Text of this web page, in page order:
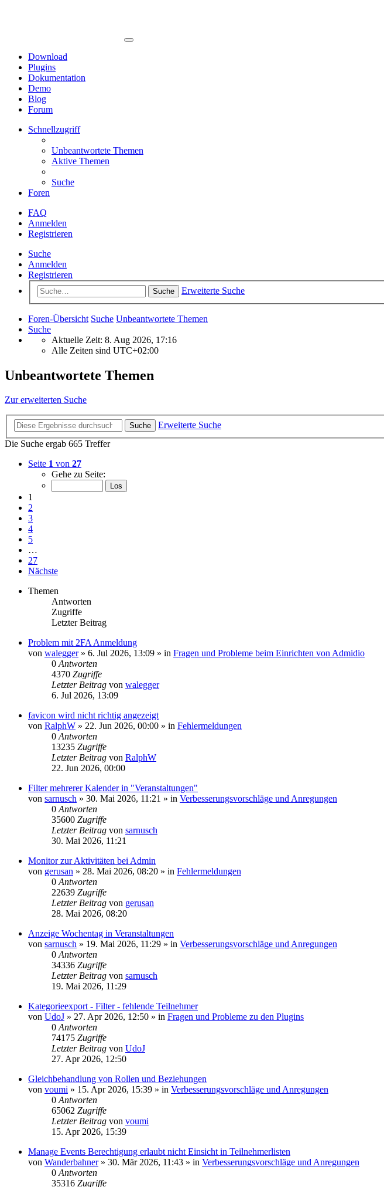
Download
Plugins
Dokumentation
Demo
Blog
Forum
Schnellzugriff
Unbeantwortete Themen
Aktive Themen
Suche
Foren
FAQ
Anmelden
Registrieren
Suche
Anmelden
Registrieren
Suche Erweiterte Suche
Foren-Übersicht Suche Unbeantwortete Themen
Suche
Aktuelle Zeit: 8. Aug 2026, 17:16
Alle Zeiten sind UTC+02:00
Unbeantwortete Themen
Zur erweiterten Suche
Suche
Erweiterte Suche
Die Suche ergab 665 Treffer
Seite 1 von 27
Gehe zu Seite:
1
2
3
4
5
…
27
Nächste
Themen
Antworten
Zugriffe
Letzter Beitrag
Problem mit 2FA Anmeldung
von walegger» 6. Jul 2026, 13:09 » in Fragen und Probleme beim Einrichten von Admidio
0 Antworten
4370 Zugriffe
Letzter Beitrag von walegger
6. Jul 2026, 13:09
favicon wird nicht richtig angezeigt
von RalphW » 22. Jun 2026, 00:00 » in Fehlermeldungen
0 Antworten
13235 Zugriffe
Letzter Beitrag von RalphW
22. Jun 2026, 00:00
Filter mehrerer Kalender in "Veranstaltungen"
von sarnusch » 30. Mai 2026, 11:21 » in Verbesserungsvorschläge und Anregungen
0 Antworten
35600 Zugriffe
Letzter Beitrag von sarnusch
30. Mai 2026, 11:21
Monitor zur Aktivitäten bei Admin
von gerusan » 28. Mai 2026, 08:20 » in Fehlermeldungen
0 Antworten
22639 Zugriffe
Letzter Beitrag von gerusan
28. Mai 2026, 08:20
Anzeige Wochentag in Veranstaltungen
von sarnusch » 19. Mai 2026, 11:29 » in Verbesserungsvorschläge und Anregungen
0 Antworten
34336 Zugriffe
Letzter Beitrag von sarnusch
19. Mai 2026, 11:29
Kategorieexport - Filter - fehlende Teilnehmer
von UdoJ » 27. Apr 2026, 12:50 » in Fragen und Probleme zu den Plugins
0 Antworten
74175 Zugriffe
Letzter Beitrag von UdoJ
27. Apr 2026, 12:50
Gleichbehandlung von Rollen und Beziehungen
von voumi » 15. Apr 2026, 15:39 » in Verbesserungsvorschläge und Anregungen
0 Antworten
65062 Zugriffe
Letzter Beitrag von voumi
15. Apr 2026, 15:39
Manage Events Berechtigung erlaubt nicht Einsicht in Teilnehmerlisten
von Wanderbahner» 30. Mär 2026, 11:43 » in Verbesserungsvorschläge und Anregungen
0 Antworten
35316 Zugriffe